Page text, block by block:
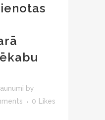
by
0
Likes